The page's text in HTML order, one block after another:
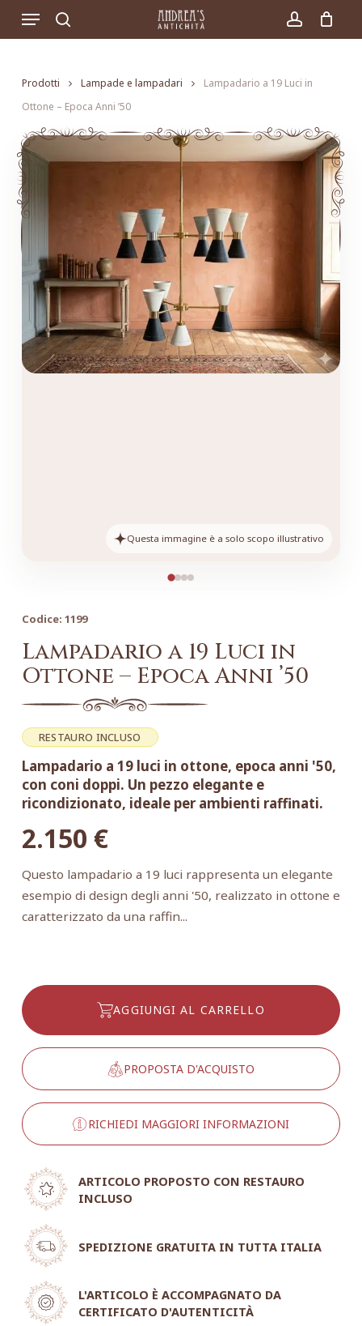
search account
Menu
Prodotti Lampade e lampadari
Lampadario a 19 Luci in
Ottone – Epoca Anni ’50
Questa immagine è a solo scopo illustrativo
Codice: 1199
Lampadario a 19 Luci in
Ottone – Epoca Anni ’50
RESTAURO INCLUSO
Lampadario a 19 luci in ottone, epoca anni '50,
con coni doppi. Un pezzo elegante e
ricondizionato, ideale per ambienti raffinati.
2.150 €
Questo lampadario a 19 luci rappresenta un elegante
esempio di design degli anni '50, realizzato in ottone e
caratterizzato da una raffin...
AGGIUNGI AL CARRELLO
PROPOSTA D'ACQUISTO
RICHIEDI MAGGIORI INFORMAZIONI
ARTICOLO PROPOSTO CON RESTAURO
INCLUSO
SPEDIZIONE GRATUITA IN TUTTA ITALIA
L'ARTICOLO È ACCOMPAGNATO DA
CERTIFICATO D'AUTENTICITÀ